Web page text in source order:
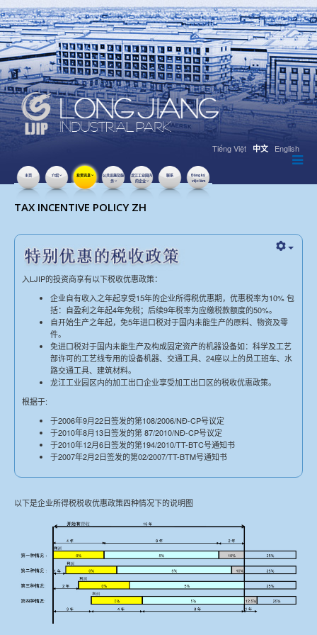
Tiếng Việt 中文 English
主页 介绍 投资讯息
公共设施及服
务
龙江工业园内
的企业
联系
Đăng ký
việc làm
点击数：17592
TAX INCENTIVE POLICY ZH
入LJIP的投资商享有以下税收优惠政策：
企业自有收入之年起享受15年的企业所得税优惠期，优惠税率为10% 包
括：自盈利之年起4年免税；后续9年税率为应缴税款额度的50%。
自开始生产之年起，免5年进口税对于国内未能生产的原料、物资及零
件。
免进口税对于国内未能生产及构成固定资产的机器设备如：科学及工艺
部许可的工艺线专用的设备机器、交通工具、24座以上的员工班车、水
路交通工具、建筑材料。
龙江工业园区内的加工出口企业享受加工出口区的税收优惠政策。
根据于:
于2006年9月22日签发的第108/2006/NĐ-CP号议定
于2010年8月13日签发的第 87/2010/NĐ-CP号议定
于2010年12月6日签发的第194/2010/TT-BTC号通知书
于2007年2月2日签发的第02/2007/TT-BTM号通知书
以下是企业所得税税收优惠政策四种情况下的说明图